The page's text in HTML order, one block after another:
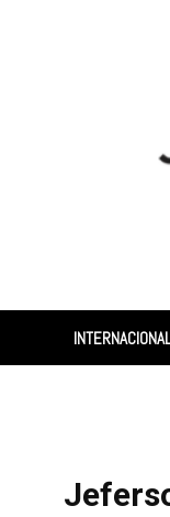
INTERNACIONAL